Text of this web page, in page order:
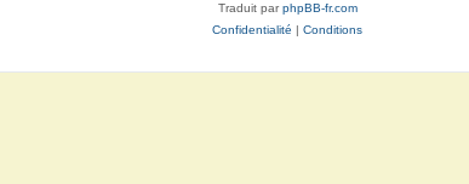
Traduit parphpBB-fr.com
Confidentialité
Conditions